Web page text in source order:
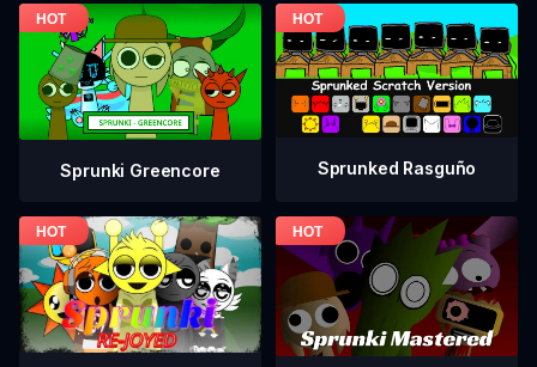
Sprunki Greencore Sprunked Rasguño